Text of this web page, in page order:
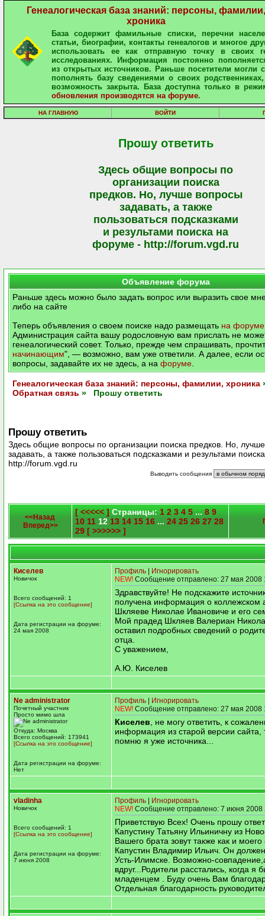
Генеалогическая база знаний: персоны, фамилии,
хроника
База содержит фамильные списки, перечни
статьи, биографии, контакты генеалогов и многое
использовать ее как отправную точку в своих
исследованиях. Информация постоянно
из открытых источников. Раньше посетители могли
пополнять базу сведениями о своих
возможность закрыта. База доступна только в
обновления производятся на форуме.
НА ГЛАВНУЮ ВОЙТИ
Прошу ответить
Здесь общие вопросы по
организации поиска
предков. Но, лучше вопросы
задавать, а также
пользоваться подсказками
и результами поиска на
форуме - http://forum.vgd.ru
Объявление форума
Раньше здесь можно было задать вопрос или выразить свое
либо на сайте
Теперь объявления о своем поиске надо размещать на форуме
Администрация сайта вашу родословную вам прислать не
генеалогический совет. Только, прежде чем спрашивать,
начинающим", — возможно, вам уже ответили. А далее, если
вопросы, задавайте их не здесь, а на форуме
Генеалогическая база знаний: персоны, фамилии, хроника
Обратная связь » Прошу ответить
Прошу ответить
Здесь общие вопросы по организации поиска предков. Но,
задавать, а также пользоваться подсказками и результами
http://forum.vgd.ru
Выводить сообщения
<<Назад
Вперед>>
[ <<<<< ] Страницы: 1 2 3 4 5 ... 8 9
10 11 12 13 14 15 16 ... 24 25 26 27 28
29 [ >>>>>> ]
Киселев
Новичок
Всего сообщений: 1
[Ссылка на это сообщение]
Дата регистрации на форуме:
24 мая 2008
Профиль
Игнорировать
NEW! Сообщение отправлено: 27 мая 2008
Здравствуйте! Не подскажите
получена информация о коллежском
Шкляеве Николае Ивановиче и его
Мой прадед Шкляев Валериан
оставил подробных сведений о
отца.
С уважением,
А.Ю. Киселев
Ne administrator
Почетный участник
Просто мимо шла
Откуда: Москва
Всего сообщений: 173941
[Ссылка на это сообщение]
Дата регистрации на форуме:
Нет
Профиль
Игнорировать
NEW! Сообщение отправлено: 27 мая 2008
Киселев , не могу ответить, к
информация из старой версии сайта,
помню я уже источника...
vladinha
Новичок
Всего сообщений: 1
[Ссылка на это сообщение]
Дата регистрации на форуме:
7 июня 2008
Профиль
Игнорировать
NEW! Сообщение отправлено: 7 июня 2008
Приветствую Всех! Очень прошу
Капустину Татьяну Ильиничну из
Вашего брата зовут также как и моего
Капустин Владимир Ильич. Он
Усть-Илимске. Возможно-
вдруг...Родители расстались, когда я
младенцем . Буду очень Вам
Отдельная благодарность